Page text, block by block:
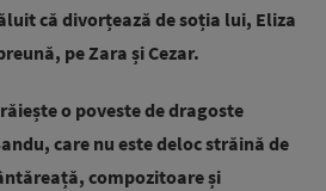
că divorțează de soția lui, Eliza
pe Zara și Cezar.
o poveste de dragoste
care nu este deloc străină de
compozitoare și